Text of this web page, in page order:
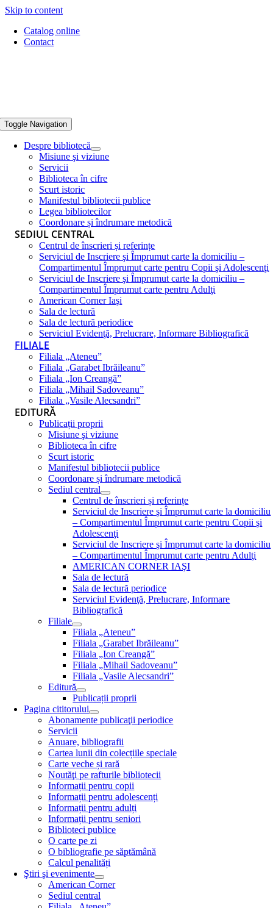
Skip to content
Catalog online
Contact
Toggle Navigation
Despre bibliotecă
Misiune şi viziune
Servicii
Biblioteca în cifre
Scurt istoric
Manifestul bibliotecii publice
Legea bibliotecilor
Coordonare și îndrumare metodică
SEDIUL CENTRAL
Centrul de înscrieri și referințe
Serviciul de Inscriere şi Împrumut carte la domiciliu –
Compartimentul Împrumut carte pentru Copii şi Adolescenţi
Serviciul de Inscriere şi Împrumut carte la domiciliu –
Compartimentul Împrumut carte pentru Adulţi
American Corner Iaşi
Sala de lectură
Sala de lectură periodice
Serviciul Evidenţă, Prelucrare, Informare Bibliografică
FILIALE
Filiala „Ateneu”
Filiala „Garabet Ibrăileanu”
Filiala „Ion Creangă”
Filiala „Mihail Sadoveanu”
Filiala „Vasile Alecsandri”
EDITURĂ
Publicații proprii
Misiune şi viziune
Biblioteca în cifre
Scurt istoric
Manifestul bibliotecii publice
Coordonare și îndrumare metodică
Sediul central
Centrul de înscrieri și referințe
Serviciul de Inscriere şi Împrumut carte la domiciliu
– Compartimentul Împrumut carte pentru Copii şi
Adolescenţi
Serviciul de Inscriere şi Împrumut carte la domiciliu
– Compartimentul Împrumut carte pentru Adulţi
AMERICAN CORNER IAŞI
Sala de lectură
Sala de lectură periodice
Serviciul Evidenţă, Prelucrare, Informare
Bibliografică
Filiale
Filiala „Ateneu”
Filiala „Garabet Ibrăileanu”
Filiala „Ion Creangă”
Filiala „Mihail Sadoveanu”
Filiala „Vasile Alecsandri”
Editură
Publicații proprii
Pagina cititorului
Abonamente publicaţii periodice
Servicii
Anuare, bibliografii
Cartea lunii din colecțiile speciale
Carte veche și rară
Noutăţi pe rafturile bibliotecii
Informații pentru copii
Informații pentru adolescenți
Informații pentru adulți
Informații pentru seniori
Biblioteci publice
O carte pe zi
O bibliografie pe săptămână
Calcul penalități
Ştiri şi evenimente
American Corner
Sediul central